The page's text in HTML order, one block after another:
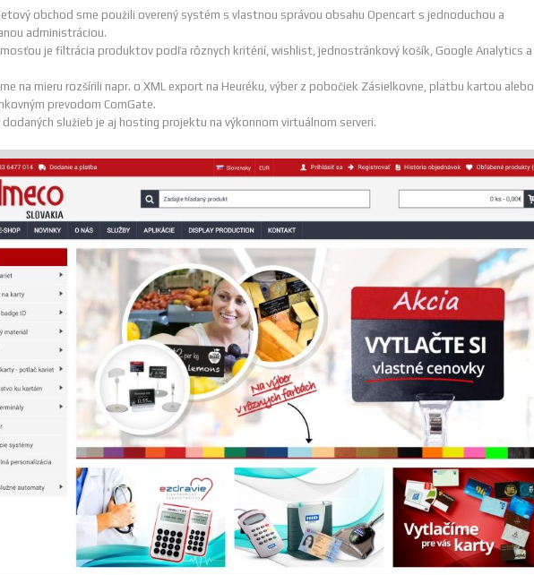
obchod sme použili overený systém s vlastnou správou obsahu Opencart s jednoduchou a
administráciou.
je filtrácia produktov podľa rôznych kritérií, wishlist, jednostránkový košík, Google Analytics a
na mieru rozšírili napr. o XML export na Heuréku, výber z pobočiek Zásielkovne, platbu kartou alebo
prevodom ComGate.
dodaných služieb je aj hosting projektu na výkonnom virtuálnom serveri.